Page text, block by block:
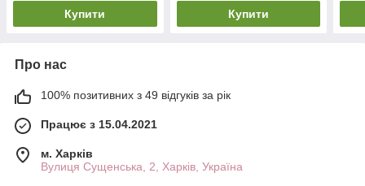
Купити Купити
Про нас
100% позитивних з 49 відгуків за рік
Працює з 15.04.2021
м. Харків
Вулиця Сущенська, 2, Харків, Україна